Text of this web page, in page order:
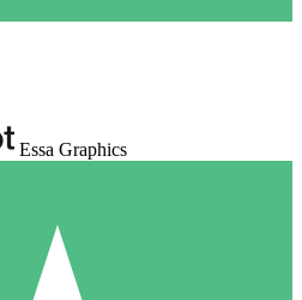
Essa Graphics